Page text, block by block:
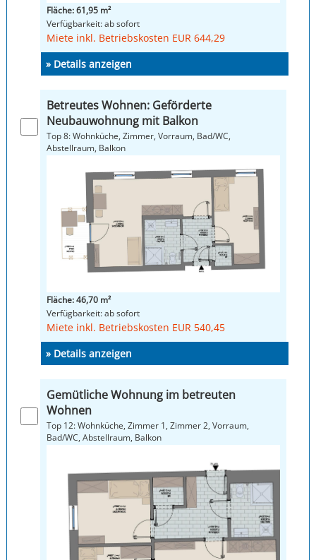
Fläche: 61,95 m²
Verfügbarkeit: ab sofort
Miete inkl. Betriebskosten EUR 644,29
» Details anzeigen
Betreutes Wohnen: Geförderte
Neubauwohnung mit Balkon
Top 8: Wohnküche, Zimmer, Vorraum, Bad/WC,
Abstellraum, Balkon
Fläche: 46,70 m²
Verfügbarkeit: ab sofort
Miete inkl. Betriebskosten EUR 540,45
» Details anzeigen
Gemütliche Wohnung im betreuten
Wohnen
Top 12: Wohnküche, Zimmer 1, Zimmer 2, Vorraum,
Bad/WC, Abstellraum, Balkon